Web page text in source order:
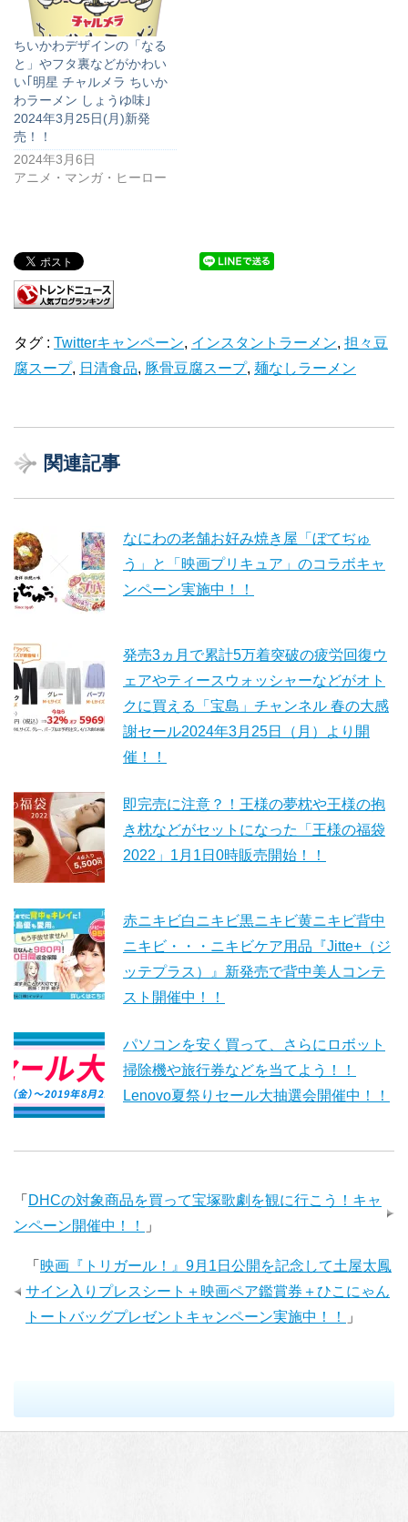
ちいかわデザインの「なる
と」やフタ裏などがかわい
い｢明星 チャルメラ ちいか
わラーメン しょうゆ味｣
2024年3月25日(月)新発
売！！
2024年3月6日
アニメ・マンガ・ヒーロー
タグ : Twitterキャンペーン, インスタントラーメン, 担々豆
腐スープ, 日清食品, 豚骨豆腐スープ, 麺なしラーメン
関連記事
なにわの老舗お好み焼き屋「ぼてぢゅ
う」と「映画プリキュア」のコラボキャ
ンペーン実施中！！
発売3ヵ月で累計5万着突破の疲労回復ウ
ェアやティースウォッシャーなどがオト
クに買える「宝島」チャンネル 春の大感
謝セール2024年3月25日（月）より開
催！！
即完売に注意？！王様の夢枕や王様の抱
き枕などがセットになった「王様の福袋
2022」1月1日0時販売開始！！
赤ニキビ白ニキビ黒ニキビ黄ニキビ背中
ニキビ・・・ニキビケア用品『Jitte+（ジ
ッテプラス）』新発売で背中美人コンテ
スト開催中！！
パソコンを安く買って、さらにロボット
掃除機や旅行券などを当てよう！！
Lenovo夏祭りセール大抽選会開催中！！
「 DHCの対象商品を買って宝塚歌劇を観に行こう！キャ
ンペーン開催中！！
」
「 映画『トリガール！』9月1日公開を記念して土屋太鳳
サイン入りプレスシート＋映画ペア鑑賞券＋ひこにゃん
トートバッグプレゼントキャンペーン実施中！！
」